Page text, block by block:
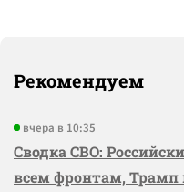
Рекомендуем
вчера в 10:35
Сводка СВО:
всем фронтам, Трамп